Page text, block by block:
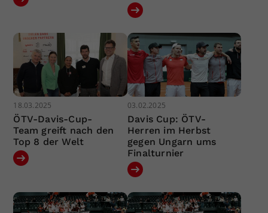
18.03.2025
ÖTV-Davis-Cup-
Team greift nach den
Top 8 der Welt
03.02.2025
Davis Cup: ÖTV-
Herren im Herbst
gegen Ungarn ums
Finalturnier